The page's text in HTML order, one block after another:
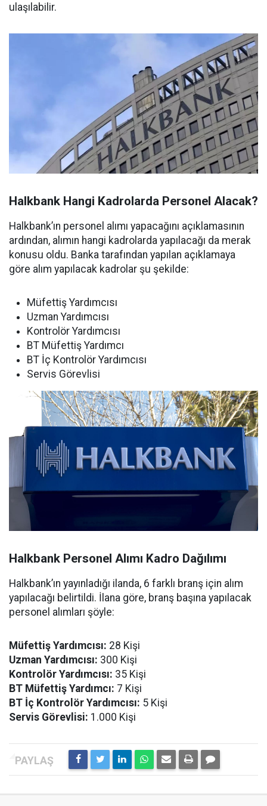
ulaşılabilir.
Halkbank Hangi Kadrolarda Personel Alacak?
Halkbank’ın personel alımı yapacağını açıklamasının
ardından, alımın hangi kadrolarda yapılacağı da merak
konusu oldu. Banka tarafından yapılan açıklamaya
göre alım yapılacak kadrolar şu şekilde:
Müfettiş Yardımcısı
Uzman Yardımcısı
Kontrolör Yardımcısı
BT Müfettiş Yardımcı
BT İç Kontrolör Yardımcısı
Servis Görevlisi
Halkbank Personel Alımı Kadro Dağılımı
Halkbank’ın yayınladığı ilanda, 6 farklı branş için alım
yapılacağı belirtildi. İlana göre, branş başına yapılacak
personel alımları şöyle:
Müfettiş Yardımcısı: 28 Kişi
Uzman Yardımcısı: 300 Kişi
Kontrolör Yardımcısı: 35 Kişi
BT Müfettiş Yardımcı: 7 Kişi
BT İç Kontrolör Yardımcısı: 5 Kişi
Servis Görevlisi: 1.000 Kişi